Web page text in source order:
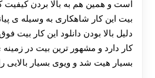
است و همین هم به بالا بردن
بیت این کار شاهکاری به وسیله ی
دلیل بالا بودن دانلود این کار بیت
کار دارد و مشهور ترین بیت در
بسیار هیت شد و ویوی بسیار بالایی